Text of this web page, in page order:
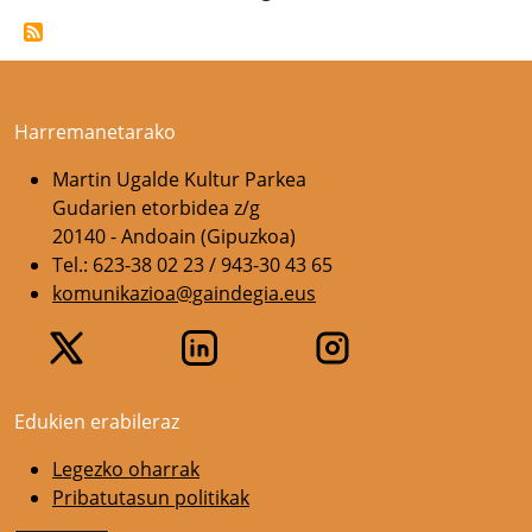
Harremanetarako
Martin Ugalde Kultur Parkea
Gudarien etorbidea z/g
20140 - Andoain (Gipuzkoa)
Tel.: 623-38 02 23 / 943-30 43 65
komunikazioa@gaindegia.eus
Edukien erabileraz
Legezko oharrak
Pribatutasun politikak